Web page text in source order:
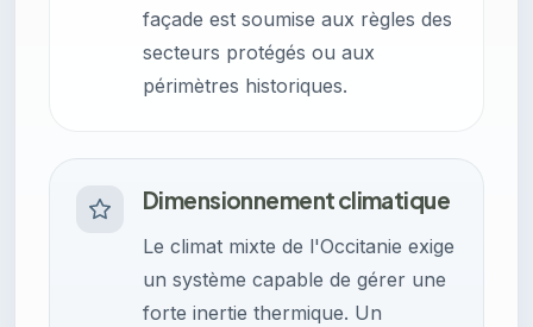
façade est soumise aux règles des
secteurs protégés ou aux
périmètres historiques.
Dimensionnement climatique
Le climat mixte de l'Occitanie exige
un système capable de gérer une
forte inertie thermique. Un